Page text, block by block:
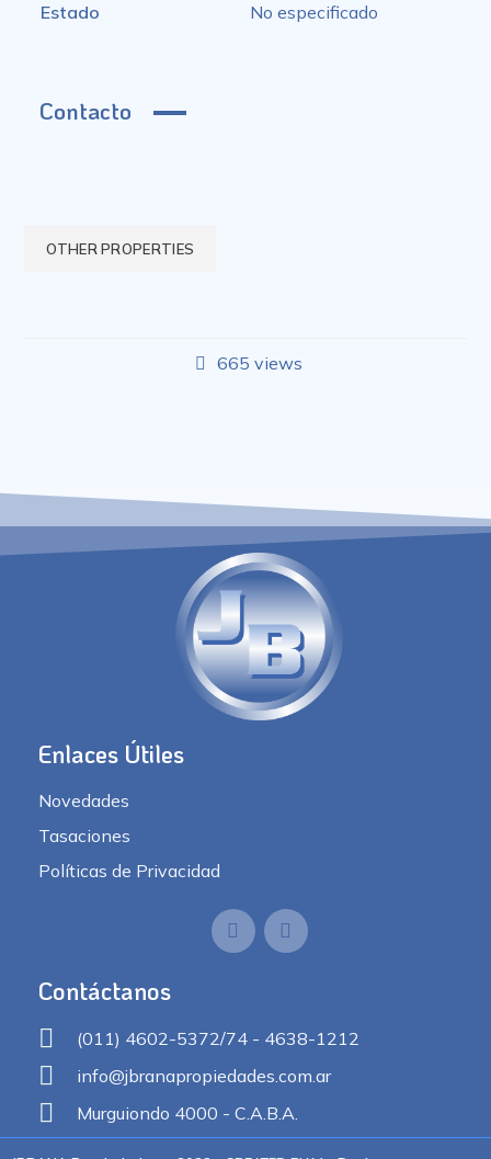
Estado
No especificado
Contacto
OTHER PROPERTIES
665 views
Enlaces Útiles
Novedades
Tasaciones
Políticas de Privacidad
Contáctanos
(011) 4602-5372/74 - 4638-1212
info@jbranapropiedades.com.ar
Murguiondo 4000 - C.A.B.A.